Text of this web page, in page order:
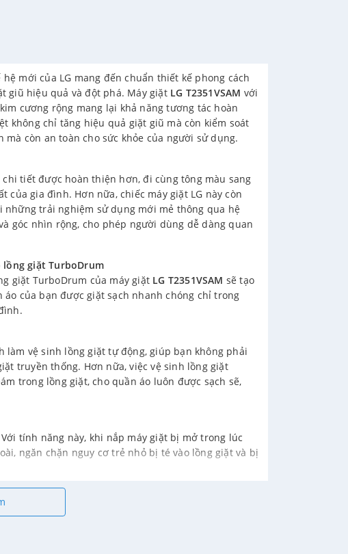
mới của LG mang đến chuẩn thiết kế phong cách
giũ hiệu quả và đột phá. Máy giặt LG T2351VSAM với
cương rộng mang lại khả năng tương tác hoàn
không chỉ tăng hiệu quả giặt giũ mà còn kiểm soát
còn an toàn cho sức khỏe của người sử dụng.
tiết được hoàn thiện hơn, đi cùng tông màu sang
gia đình. Hơn nữa, chiếc máy giặt LG này còn
trải nghiệm sử dụng mới mẻ thông qua hệ
góc nhìn rộng, cho phép người dùng dễ dàng quan
lồng giặt TurboDrum
giặt TurboDrum của máy giặt LG T2351VSAM sẽ tạo
của bạn được giặt sạch nhanh chóng chỉ trong
vệ sinh lồng giặt tự động, giúp bạn không phải
truyền thống. Hơn nữa, việc vệ sinh lồng giặt
trong lồng giặt, cho quần áo luôn được sạch sẽ,
tính năng này, khi nắp máy giặt bị mở trong lúc
ngăn chặn nguy cơ trẻ nhỏ bị té vào lồng giặt và bị
vào đó là lồng giặt hoàn toàn bằng thép không gỉ.
minh bởi thử nghiệm của Intertek loại bỏ 90% vi